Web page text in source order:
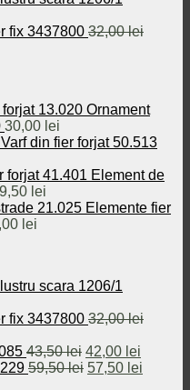
fix 3437800 32,00lei
Ornament
30,00 lei
Varf din fier forjat 50.513
Element de
9,50 lei
Elemente fier
lei
scara 1206/1
lei.
fix 3437800 32,00lei
43,50lei Prețul
inițial
42,00 lei
curent
59,50lei Prețul
57,50 lei